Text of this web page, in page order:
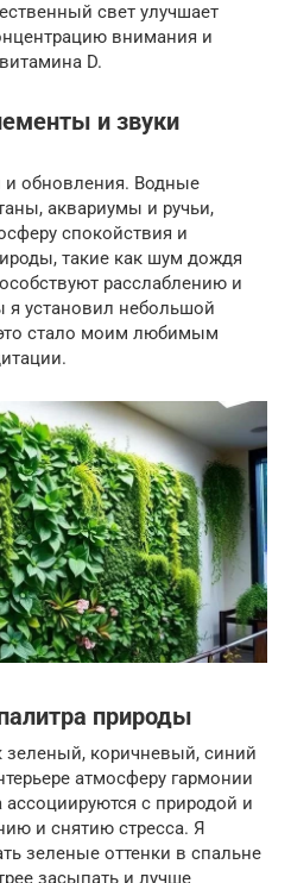
свет улучшает
внимания и
D.
и звуки
обновления. Водные
аквариумы и ручьи,
спокойствия и
такие как шум дождя
расслаблению и
я установил небольшой
стало моим любимым
природы
зеленый, коричневый, синий
атмосферу гармонии
с природой и
и снятию стресса. Я
зеленые оттенки в спальне
засыпать и лучше